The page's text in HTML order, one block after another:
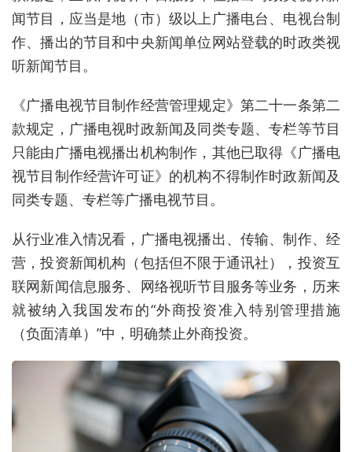
闻节目，应当是地（市）级以上广播电台、电视台制
作、播出的节目和中央新闻单位网站登载的时政类视
听新闻节目。
《广播电视节目制作经营管理规定》第二十一条第二
款规定，广播电视时政新闻及同类专题、专栏等节目
只能由广播电视播出机构制作，其他已取得《广播电
视节目制作经营许可证》的机构不得制作时政新闻及
同类专题、专栏等广播电视节目。
从行业准入情况看，广播电视播出、传输、制作、经
营，投资新闻机构（包括但不限于通讯社），投资互
联网新闻信息服务、网络视听节目服务等业务，历来
就被纳入我国发布的“外商投资准入特别管理措施
（负面清单）”中，明确禁止外商投资。